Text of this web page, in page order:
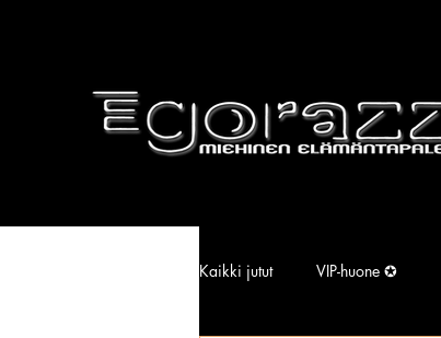
Kaikki jutut VIP-huone ✪